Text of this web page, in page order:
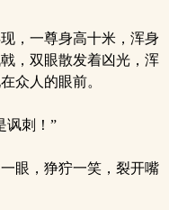
，一尊身高十米，浑身
，双眼散发着凶光，浑
众人的眼前。
讽刺！”
眼，狰狞一笑，裂开嘴